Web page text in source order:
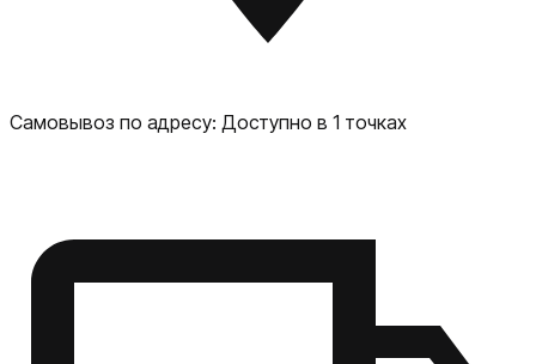
Самовывоз по адресу: Доступно в 1 точках